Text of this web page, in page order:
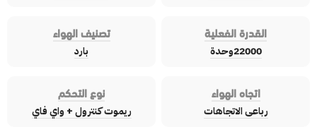
القدرة الفعلية
22000وحدة
تصنيف الهواء
بارد
اتجاه الهواء
رباعى الاتجاهات
نوع التحكم
ريموت كنترول + واي فاي